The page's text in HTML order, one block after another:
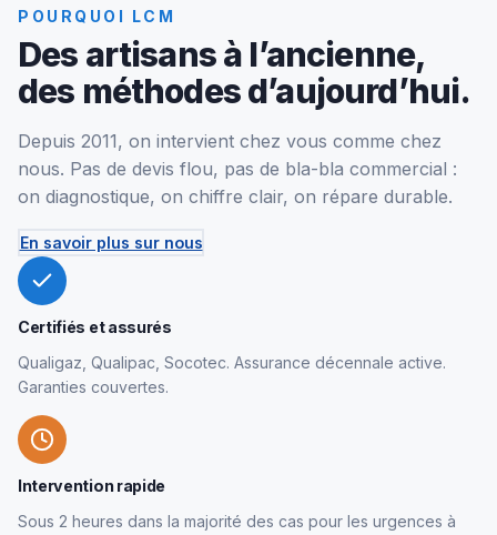
POURQUOI LCM
Des artisans à l’ancienne,
des méthodes d’aujourd’hui.
Depuis 2011, on intervient chez vous comme chez
nous. Pas de devis flou, pas de bla-bla commercial :
on diagnostique, on chiffre clair, on répare durable.
En savoir plus sur nous
Certifiés et assurés
Qualigaz, Qualipac, Socotec. Assurance décennale active.
Garanties couvertes.
Intervention rapide
Sous 2 heures dans la majorité des cas pour les urgences à